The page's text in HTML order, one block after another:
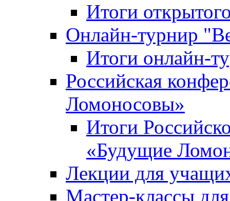
Итоги
Онлайн-турнир
Итоги онлайн-
Российская
Ломоносовы»
Итоги
«Будущие
Лекции для
Мастер-классы